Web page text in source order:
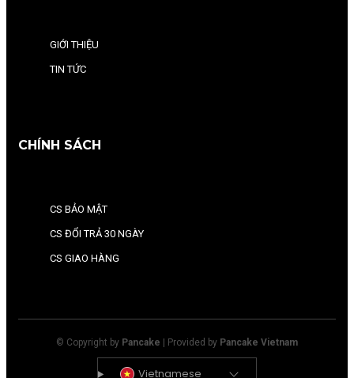
© Copyright by Pancake | Provided by Pancake Vietnam
Vietnamese
GIỚI THIỆU
TIN TỨC
CHÍNH SÁCH
CS BẢO MẬT
CS ĐỔI TRẢ 30 NGÀY
CS GIAO HÀNG